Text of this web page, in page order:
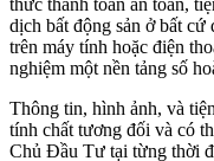
dịch bất động sản ở bất
trên máy tính hoặc điện
nghiệm một nền tảng số
Thông tin, hình ảnh, và
tính chất tương đối và có
Chủ Đầu Tư tại từng thời